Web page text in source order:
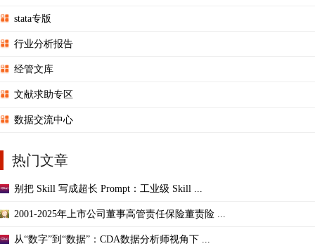
stata专版
行业分析报告
经管文库
文献求助专区
数据交流中心
热门文章
别把 Skill 写成超长 Prompt：工业级 Skill ...
2001-2025年上市公司董事高管责任保险董责险 ...
从“数字”到“数据”：CDA数据分析师视角下 ...